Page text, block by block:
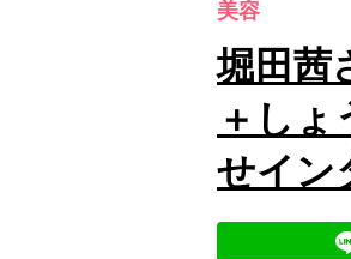
美容
堀田茜
＋しょ
せイン